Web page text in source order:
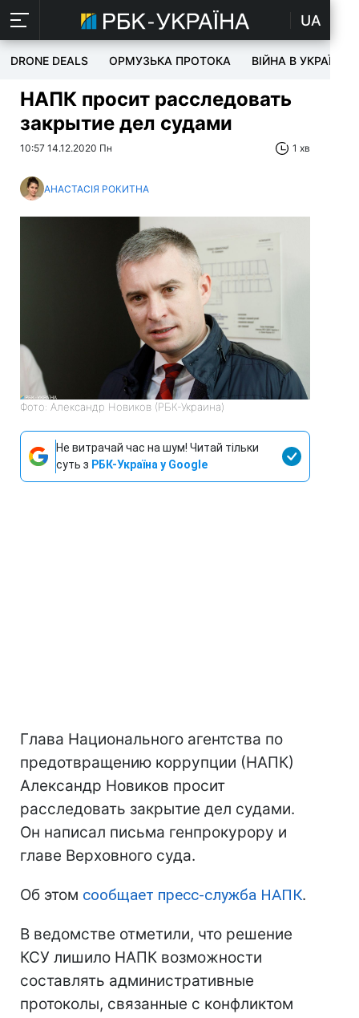
UA
DRONE DEALS ОРМУЗЬКА ПРОТОКА ВІЙНА В УКРАЇНІ
НАПК просит расследовать
закрытие дел судами
10:57 14.12.2020 Пн 1 хв
АНАСТАСІЯ РОКИТНА
Фото: Александр Новиков (РБК-Украина)
Не витрачай час на шум! Читай тільки
суть з РБК-Україна у Google
Глава Национального агентства по
предотвращению коррупции (НАПК)
Александр Новиков просит
расследовать закрытие дел судами.
Он написал письма генпрокурору и
главе Верховного суда.
Об этом сообщает пресс-служба НАПК.
В ведомстве отметили, что решение
КСУ лишило НАПК возможности
составлять административные
протоколы, связанные с конфликтом